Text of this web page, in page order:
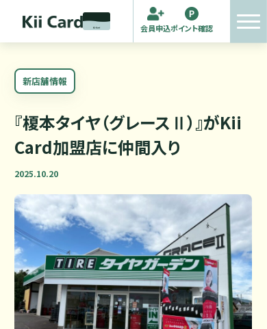
会員申込ポイント確認
新店舗情報
『榎本タイヤ（グレースⅡ）』がKii
Card加盟店に仲間入り
2025.10.20